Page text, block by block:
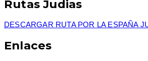
Rutas Judias
DESCARGAR RUTA POR LA ESPAÑA
Enlaces